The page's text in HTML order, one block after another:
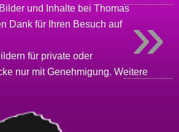
und Inhalte beiThomas
Dank für Ihren Besuch auf
für private oder
nur mit Genehmigung.Weitere
»